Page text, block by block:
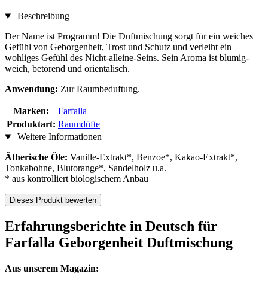
Beschreibung
Der Name ist Programm! Die Duftmischung sorgt für ein weiches
Gefühl von Geborgenheit, Trost und Schutz und verleiht ein
wohliges Gefühl des Nicht-alleine-Seins. Sein Aroma ist blumig-
weich, betörend und orientalisch.
Anwendung: Zur Raumbeduftung.
Marken:
Farfalla
Produktart: Raumdüfte
Weitere Informationen
Ätherische Öle: Vanille-Extrakt*, Benzoe*, Kakao-Extrakt*,
Tonkabohne, Blutorange*, Sandelholz u.a.
* aus kontrolliert biologischem Anbau
Dieses Produkt bewerten
Erfahrungsberichte in Deutsch für
Farfalla Geborgenheit Duftmischung
Aus unserem Magazin: